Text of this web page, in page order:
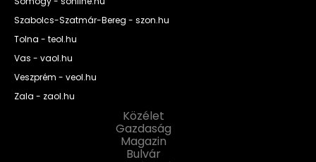
Szabolcs-Szatmár-Bereg - szon.hu
Tolna - teol.hu
Vas - vaol.hu
Veszprém - veol.hu
Zala - zaol.hu
Közélet
Gazdaság
Magazin
Bulvár